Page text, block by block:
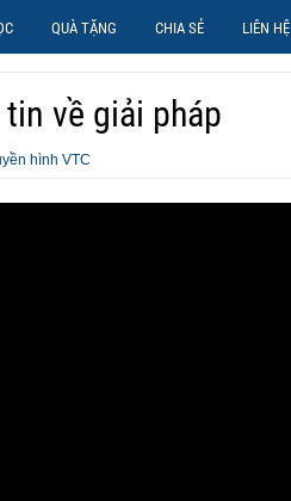
QUÀ TẶNG CHIA SẺ LIÊN HỆ
về giải pháp
hình VTC